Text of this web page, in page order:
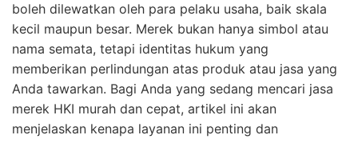
boleh dilewatkan oleh para pelaku usaha, baik skala
kecil maupun besar. Merek bukan hanya simbol atau
nama semata, tetapi identitas hukum yang
memberikan perlindungan atas produk atau jasa yang
Anda tawarkan. Bagi Anda yang sedang mencari jasa
merek HKI murah dan cepat, artikel ini akan
menjelaskan kenapa layanan ini penting dan